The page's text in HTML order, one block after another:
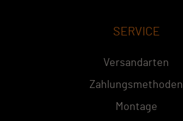
SERVICE
Versandarten
Zahlungsmethoden
Montage